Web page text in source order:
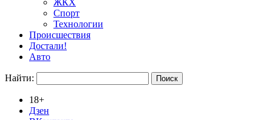
ЖКХ
Спорт
Технологии
Происшествия
Достали!
Авто
Найти:
18+
Дзен